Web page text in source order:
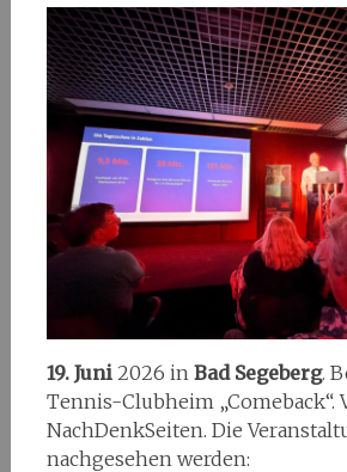
19. Juni2026 in Bad Segeberg.
Tennis-Clubheim „Comeback“.
NachDenkSeiten. Die
nachgesehen werden: